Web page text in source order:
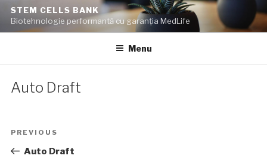
content
STEM CELLS BANK
Biotehnologie performantă cu garanția MedLife
Menu
Auto Draft
Post
Previous
PREVIOUS
Auto Draft